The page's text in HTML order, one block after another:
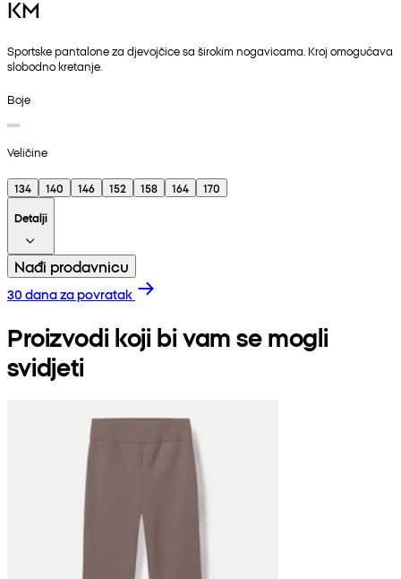
KM
Sportske pantalone za djevojčice sa širokim nogavicama. Kroj omogućava
slobodno kretanje.
Boje
Veličine
134 140 146 152 158 164
170
Detalji
Nađi prodavnicu
30 dana za povratak
Proizvodi koji bi vam se mogli
svidjeti